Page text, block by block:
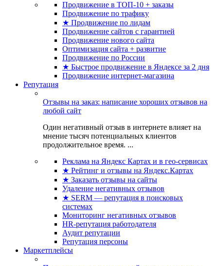
Продвижение в ТОП-10 + заказы
Продвижение по трафику
★ Продвижение по лидам
Продвижение сайтов с гарантией
Продвижение нового сайта
Оптимизация сайта + развитие
Продвижение по России
★ Быстрое продвижение в Яндексе за 2 дня
Продвижение интернет-магазина
Репутация
Отзывы на заказ: написание хороших отзывов на
любой сайт
Один негативный отзыв в интернете влияет на
мнение тысяч потенциальных клиентов
продолжительное время. ...
Реклама на Яндекс Картах и в гео-сервисах
★ Рейтинг и отзывы на Яндекс.Картах
★ Заказать отзывы на сайты
Удаление негативных отзывов
★ SERM — репутация в поисковых
системах
Мониторинг негативных отзывов
HR-репутация работодателя
Аудит репутации
Репутация персоны
Маркетплейсы